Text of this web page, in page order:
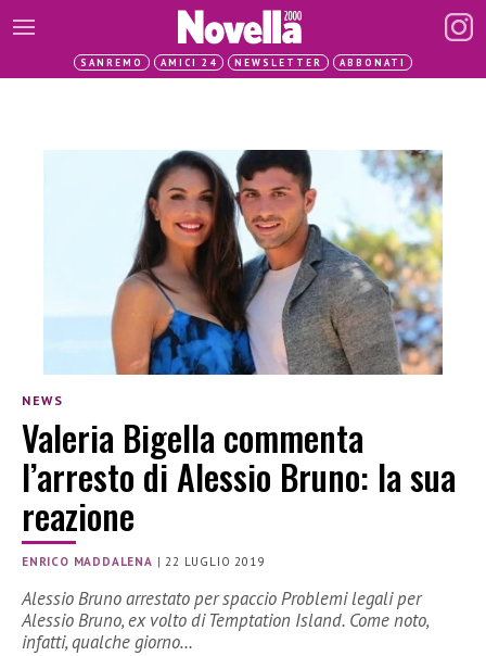
SANREMO AMICI 24 NEWSLETTER ABBONATI
NEWS
Valeria Bigella commenta
l’arresto di Alessio Bruno: la sua
reazione
ENRICO MADDALENA |22 LUGLIO 2019
Alessio Bruno arrestato per spaccio Problemi legali per
Alessio Bruno, ex volto di Temptation Island. Come noto,
infatti, qualche giorno…